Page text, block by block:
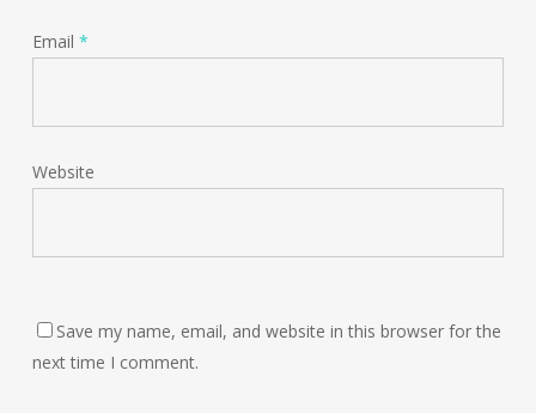
Email *
Website
Save my name, email, and website in this browser for the
next time I comment.